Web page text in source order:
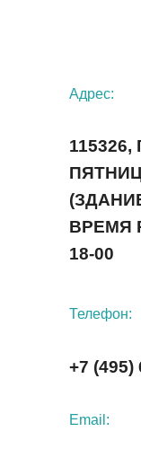
Адрес:
ВРЕМЯ
18-00
Телефон:
+7 (495)
Email: